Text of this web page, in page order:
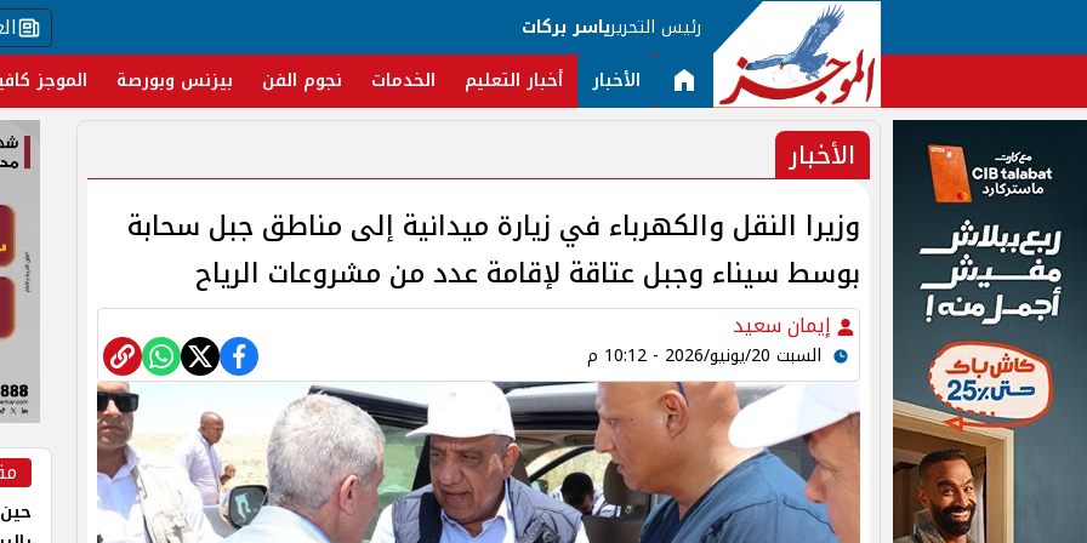
رئيس التحريرياسر بركات
الأخبار أخبار التعليم الخدمات نجوم الفن بيزنس وبورصة الموجز
الأخبار
وزيرا النقل والكهرباء في زيارة ميدانية إلى مناطق جبل سحابة
بوسط سيناء وجبل عتاقة لإقامة عدد من مشروعات الرياح
إيمان سعيد
السبت 20/يونيو/2026 - 10:12 م